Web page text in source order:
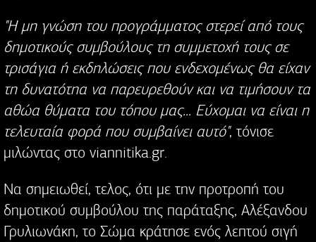
"Η μη γνώση του προγράμματος στερεί από τους
δημοτικούς συμβούλους τη συμμετοχή τους σε
τρισάγια ή εκδηλώσεις που ενδεχομένως θα είχαν
τη δυνατότηα να παρευρεθούν και να τιμήσουν τα
αθώα θύματα του τόπου μας... Eύχομαι να είναι η
τελευταία φορά που συμβαίνει αυτό", τόνισε
μιλώντας στο viannitika.gr.
Να σημειωθεί, τελος, ότι με την προτροπή του
δημοτικού συμβούλου της παράταξης, Αλέξανδου
Γρυλιωνάκη, το Σώμα κράτησε ενός λεπτού σιγή